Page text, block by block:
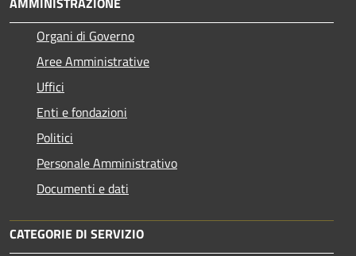
Organi di Governo
Aree Amministrative
Uffici
Enti e fondazioni
Politici
Personale Amministrativo
Documenti e dati
CATEGORIE DI SERVIZIO